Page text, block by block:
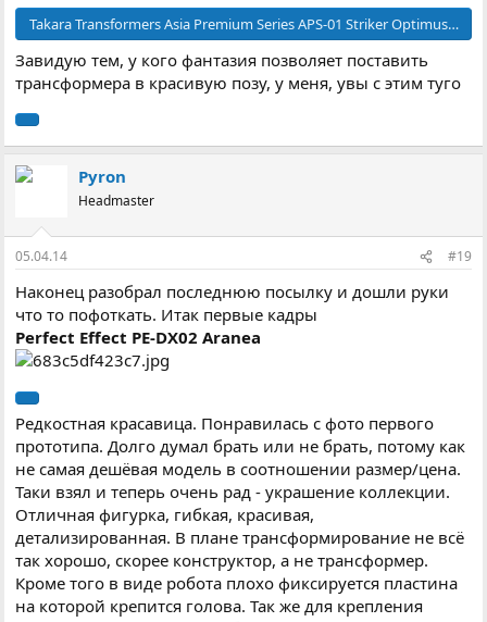
Takara Transformers Asia Premium Series APS-01 Striker Optimus
Завидую тем, у кого фантазия позволяет поставить
трансформера в красивую позу, у меня, увы с этим туго
Pyron
Headmaster
05.04.14 #19
Наконец разобрал последнюю посылку и дошли руки
что то пофоткать. Итак первые кадры
Perfect Effect PE-DX02 Aranea
Редкостная красавица. Понравилась с фото первого
прототипа. Долго думал брать или не брать, потому как
не самая дешёвая модель в соотношении размер/цена.
Таки взял и теперь очень рад - украшение коллекции.
Отличная фигурка, гибкая, красивая,
детализированная. В плане трансформирование не всё
так хорошо, скорее конструктор, а не трансформер.
Кроме того в виде робота плохо фиксируется пластина
на которой крепится голова. Так же для крепления